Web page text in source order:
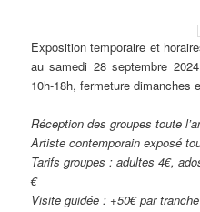
Exposition temporaire et
au samedi 28 septembre
10h-18h, fermeture dimanches
Réception des groupes toute
Artiste contemporain exposé
Tarifs groupes : adultes 4€,
€
Visite guidée : +50€ par